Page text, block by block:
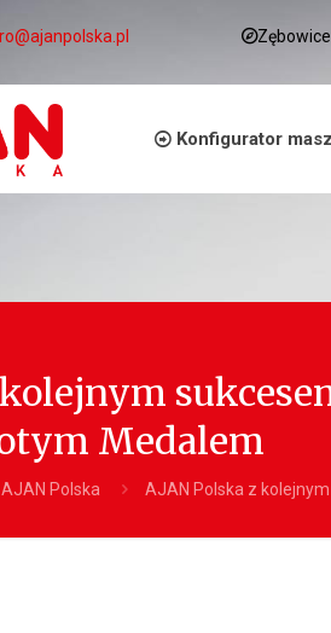
Konfigurator
Medalem
AJAN Polska AJAN Polska z